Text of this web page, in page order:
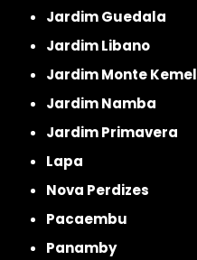
Jardim Guedala
Jardim Libano
Jardim Monte Kemel
Jardim Namba
Jardim Primavera
Lapa
Nova Perdizes
Pacaembu
Panamby